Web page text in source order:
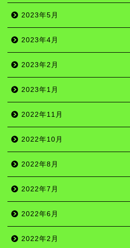
2023年5月
2023年4月
2023年2月
2023年1月
2022年11月
2022年10月
2022年8月
2022年7月
2022年6月
2022年2月